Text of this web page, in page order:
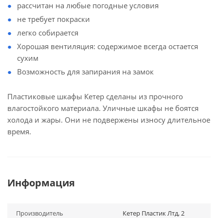
рассчитан на любые погодные условия
не требует покраски
легко собирается
Хорошая вентиляция: содержимое всегда остается
сухим
Возможность для запирания на замок
Пластиковые шкафы Кетер сделаны из прочного
влагостойкого материала. Уличные шкафы не боятся
холода и жары. Они не подвержены износу длительное
время.
Информация
Производитель
Кетер Пластик Лтд, 2